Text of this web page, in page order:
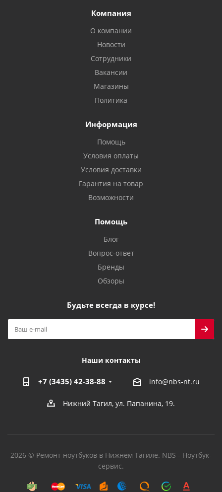
Компания
О компании
Новости
Сотрудники
Вакансии
Магазины
Политика
Информация
Помощь
Условия оплаты
Условия доставки
Гарантия на товар
Возможности
Помощь
Блог
Вопрос-ответ
Бренды
Обзоры
Будьте всегда в курсе!
Наши контакты
+7 (3435) 42-38-88 info@nbs-nt.ru
Нижний Тагил, ул. Папанина, 19.
2026 © Ремонт ноутбуков в Нижнем Тагиле. NBS - Ноутбук-
сервис.